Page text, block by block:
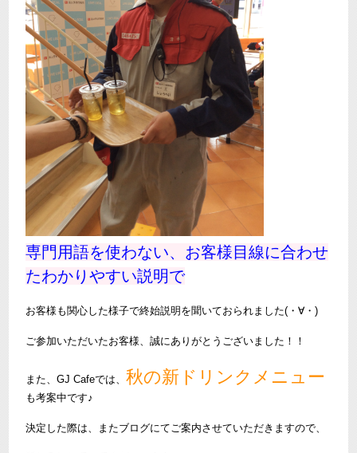
専門用語を使わない、お客様目線に合わせ
たわかりやすい説明で
お客様も関心した様子で終始説明を聞いておられました(・∀・)
ご参加いただいたお客様、誠にありがとうございました！！
また、GJ Cafeでは、秋の新ドリンクメニュー
も考案中です♪
決定した際は、またブログにてご案内させていただきますので、